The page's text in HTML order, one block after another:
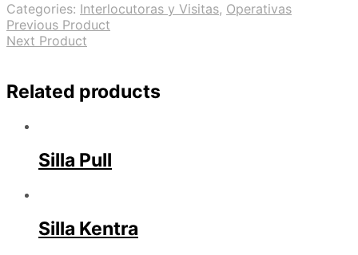
Categories: Interlocutoras y Visitas, Operativas
Previous Product
Next Product
Related products
Silla Pull
Silla Kentra